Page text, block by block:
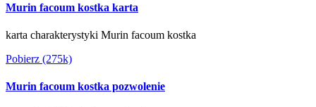
Murin facoum kostka karta
karta charakterystyki Murin facoum kostka
Pobierz (275k)
Murin facoum kostka pozwolenie